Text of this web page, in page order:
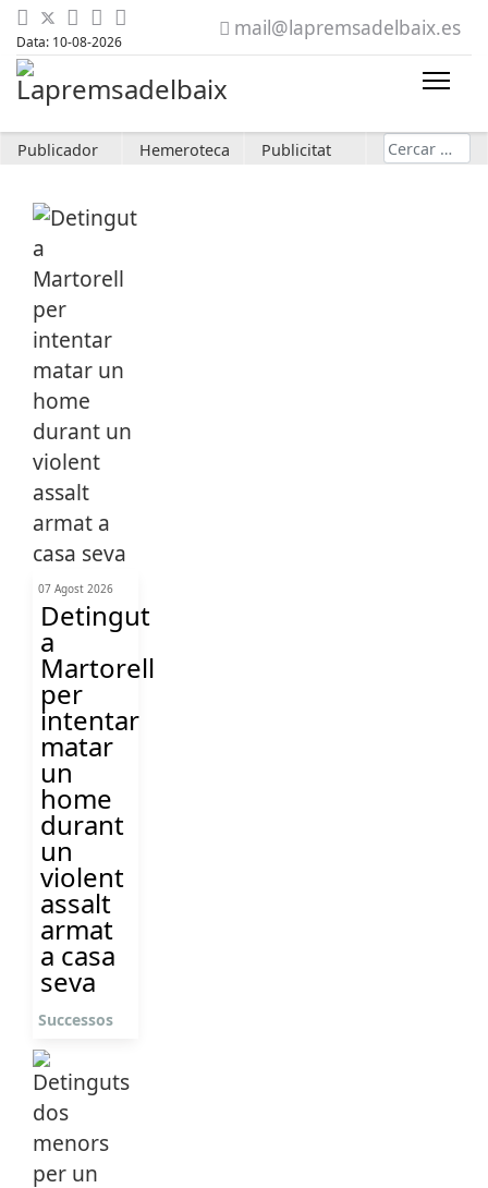
Data: 10-08-2026
mail@lapremsadelbaix.es
Publicador Hemeroteca Publicitat Cerca
07 Agost 2026
Detingut
a
Martorell
per
intentar
matar
un
home
durant
un
violent
assalt
armat
a casa
seva
Successos